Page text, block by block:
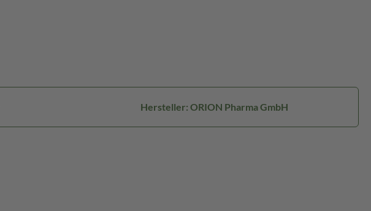
Hersteller: ORION Pharma GmbH